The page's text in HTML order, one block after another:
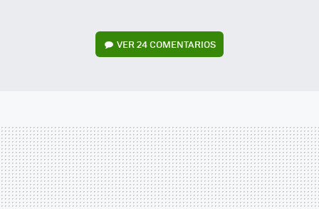
VER24 COMENTARIOS